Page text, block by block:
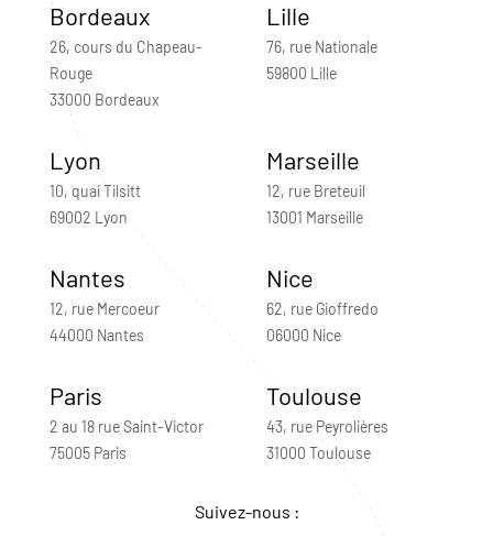
Bordeaux
26, cours du Chapeau-
Rouge
33000 Bordeaux
Lille
76, rue Nationale
59800 Lille
Lyon
10, quai Tilsitt
69002 Lyon
Marseille
12, rue Breteuil
13001 Marseille
Nantes
12, rue Mercoeur
44000 Nantes
Nice
62, rue Gioffredo
06000 Nice
Paris
2 au 18 rue Saint-Victor
75005 Paris
Toulouse
43, rue Peyrolières
31000 Toulouse
Suivez-nous :